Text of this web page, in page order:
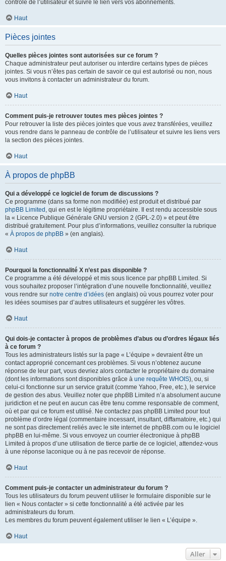
contrôle de l’utilisateur et suivre le lien vers vos abonnements.
Haut
Pièces jointes
Quelles pièces jointes sont autorisées sur ce forum ?
Chaque administrateur peut autoriser ou interdire certains types de pièces
jointes. Si vous n’êtes pas certain de savoir ce qui est autorisé ou non, nous
vous invitons à contacter un administrateur du forum.
Haut
Comment puis-je retrouver toutes mes pièces jointes ?
Pour retrouver la liste des pièces jointes que vous avez transférées, veuillez
vous rendre dans le panneau de contrôle de l’utilisateur et suivre les liens vers
la section des pièces jointes.
Haut
À propos de phpBB
Qui a développé ce logiciel de forum de discussions ?
Ce programme (dans sa forme non modifiée) est produit et distribué par
phpBB Limited , qui en est le légitime propriétaire. Il est rendu accessible sous
la « Licence Publique Générale GNU version 2 (GPL-2.0) » et peut être
distribué gratuitement. Pour plus d’informations, veuillez consulter la rubrique
« À propos de phpBB » (en anglais).
Haut
Pourquoi la fonctionnalité X n’est pas disponible ?
Ce programme a été développé et mis sous licence par phpBB Limited. Si
vous souhaitez proposer l’intégration d’une nouvelle fonctionnalité, veuillez
vous rendre sur notre centre d’idées (en anglais) où vous pourrez voter pour
les idées soumises par d’autres utilisateurs et suggérer les vôtres.
Haut
Qui dois-je contacter à propos de problèmes d’abus ou d’ordres légaux liés
à ce forum ?
Tous les administrateurs listés sur la page « L’équipe » devraient être un
contact approprié concernant ces problèmes. Si vous n’obtenez aucune
réponse de leur part, vous devriez alors contacter le propriétaire du domaine
(dont les informations sont disponibles grâce à une requête WHOIS), ou, si
celui-ci fonctionne sur un service gratuit (comme Yahoo, Free, etc.), le service
de gestion des abus. Veuillez noter que phpBB Limited n’a absolument aucune
juridiction et ne peut en aucun cas être tenu comme responsable de comment,
où et par qui ce forum est utilisé. Ne contactez pas phpBB Limited pour tout
problème d’ordre légal (commentaire incessant, insultant, diffamatoire, etc.) qui
ne sont pas directement reliés avec le site internet de phpBB.com ou le logiciel
phpBB en lui-même. Si vous envoyez un courrier électronique à phpBB
Limited à propos d’une utilisation de tierce partie de ce logiciel, attendez-vous
à une réponse laconique ou à ne pas recevoir de réponse.
Haut
Comment puis-je contacter un administrateur du forum ?
Tous les utilisateurs du forum peuvent utiliser le formulaire disponible sur le
lien « Nous contacter » si cette fonctionnalité a été activée par les
administrateurs du forum.
Les membres du forum peuvent également utiliser le lien « L’équipe ».
Haut
Aller